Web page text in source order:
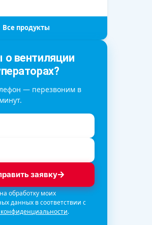
Все продукты
о вентиляции
— перезвоним в
заявку
обработку моих
данных в соответствии с
.